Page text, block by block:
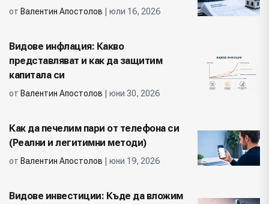
от Валентин Апостолов | юли 16, 2026
Видове инфлация: Какво
представляват и как да защитим
капитала си
от Валентин Апостолов | юни 30, 2026
Как да печелим пари от телефона си
(Реални и легитимни методи)
от Валентин Апостолов | юни 19, 2026
Видове инвестиции: Къде да вложим